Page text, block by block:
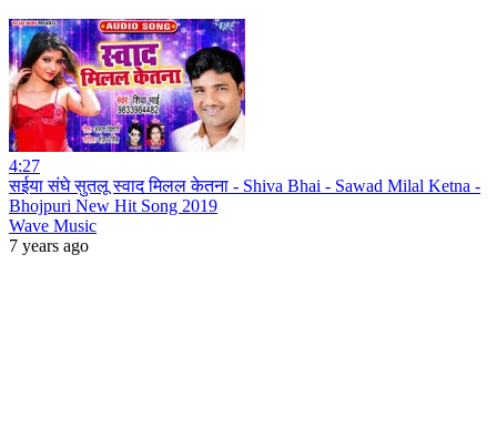
4:27
सईया संघे सुतलू स्वाद मिलल केतना - Shiva Bhai - Sawad Milal Ketna -
Bhojpuri New Hit Song 2019
Wave Music
7 years ago